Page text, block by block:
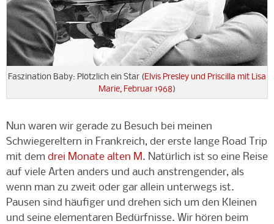
Faszination Baby: Plötzlich ein Star (Elvis Presley und Priscilla mit Lisa
Marie, Februar 1968)
Nun waren wir gerade zu Besuch bei meinen
Schwiegereltern in Frankreich, der erste lange Road Trip
mit dem drei Monate alten M . Natürlich ist so eine Reise
auf viele Arten anders und auch anstrengender, als
wenn man zu zweit oder gar allein unterwegs ist.
Pausen sind häufiger und drehen sich um den Kleinen
und seine elementaren Bedürfnisse. Wir hören beim